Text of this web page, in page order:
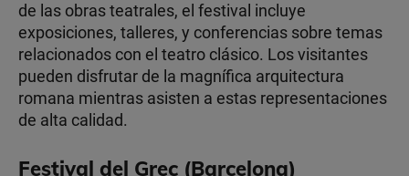
de las obras teatrales, el festival incluye
exposiciones, talleres, y conferencias sobre temas
relacionados con el teatro clásico. Los visitantes
pueden disfrutar de la magnífica arquitectura
romana mientras asisten a estas representaciones
de alta calidad.
Festival del Grec (Barcelona)